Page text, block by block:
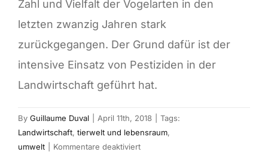
Zahl und Vielfalt der Vogelarten in den
letzten zwanzig Jahren stark
zurückgegangen. Der Grund dafür ist der
intensive Einsatz von Pestiziden in der
Landwirtschaft geführt hat.
By Guillaume Duval April 11th, 2018
Tags:
Landwirtschaft, tierwelt und lebensraum,
umwelt
Kommentare deaktiviertfür